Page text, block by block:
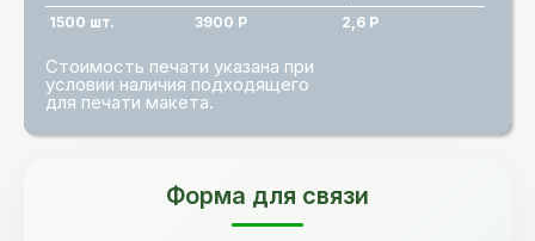
1500 шт.
3900 Р 2,6 Р
Стоимость печати указана при
условии наличия подходящего
для печати макета.
Форма для связи